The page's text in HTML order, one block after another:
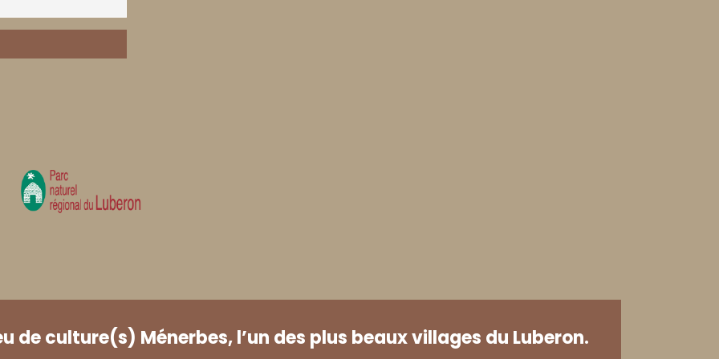
de culture(s) Ménerbes, l’un des plus beaux villages du Luberon.